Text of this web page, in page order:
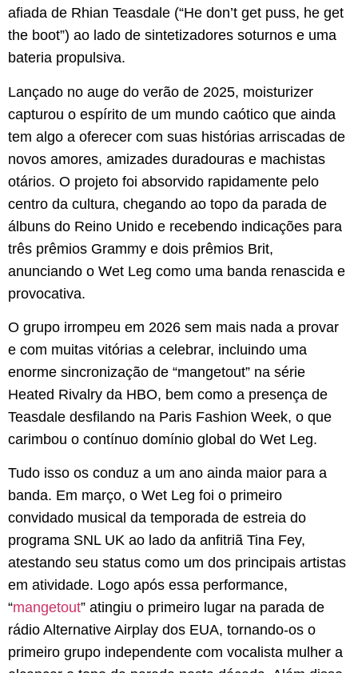
afiada de Rhian Teasdale (“He don’t get puss, he get
the boot”) ao lado de sintetizadores soturnos e uma
bateria propulsiva.
Lançado no auge do verão de 2025, moisturizer
capturou o espírito de um mundo caótico que ainda
tem algo a oferecer com suas histórias arriscadas de
novos amores, amizades duradouras e machistas
otários. O projeto foi absorvido rapidamente pelo
centro da cultura, chegando ao topo da parada de
álbuns do Reino Unido e recebendo indicações para
três prêmios Grammy e dois prêmios Brit,
anunciando o Wet Leg como uma banda renascida e
provocativa.
O grupo irrompeu em 2026 sem mais nada a provar
e com muitas vitórias a celebrar, incluindo uma
enorme sincronização de “mangetout” na série
Heated Rivalry da HBO, bem como a presença de
Teasdale desfilando na Paris Fashion Week, o que
carimbou o contínuo domínio global do Wet Leg.
Tudo isso os conduz a um ano ainda maior para a
banda. Em março, o Wet Leg foi o primeiro
convidado musical da temporada de estreia do
programa SNL UK ao lado da anfitriã Tina Fey,
atestando seu status como um dos principais artistas
em atividade. Logo após essa performance,
“mangetout” atingiu o primeiro lugar na parada de
rádio Alternative Airplay dos EUA, tornando-os o
primeiro grupo independente com vocalista mulher a